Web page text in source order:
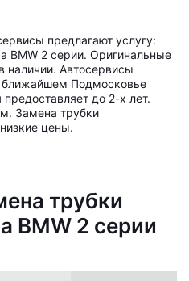
предлагают услугу:
BMW 2 серии. Оригинальные
наличии. Автосервисы
ближайшем Подмосковье
до 2-х лет.
Замена трубки
цены.
трубки
BMW 2 серии